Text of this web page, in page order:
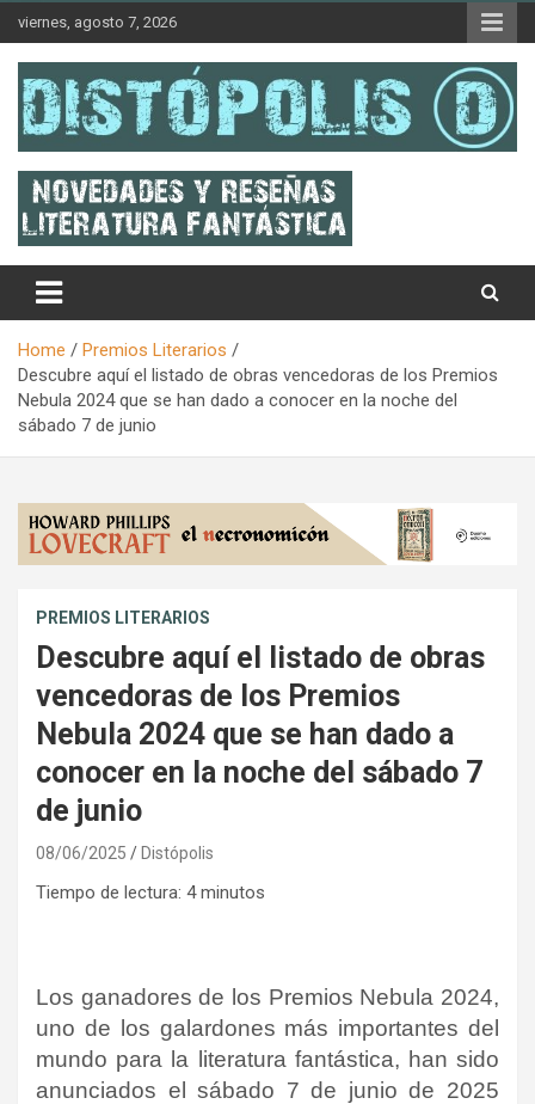
content
viernes, agosto 7, 2026
Distópolis
Home
Premios Literarios
Descubre aquí el listado de obras vencedoras de los Premios
Nebula 2024 que se han dado a conocer en la noche del
sábado 7 de junio
PREMIOS LITERARIOS
Descubre aquí el listado de obras
vencedoras de los Premios
Nebula 2024 que se han dado a
conocer en la noche del sábado 7
de junio
08/06/2025 Distópolis
Tiempo de lectura: 4 minutos
Los ganadores de los Premios Nebula 2024,
uno de los galardones más importantes del
mundo para la literatura fantástica, han sido
anunciados el sábado 7 de junio de 2025